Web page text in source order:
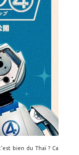
bien du Thaï ? Ca